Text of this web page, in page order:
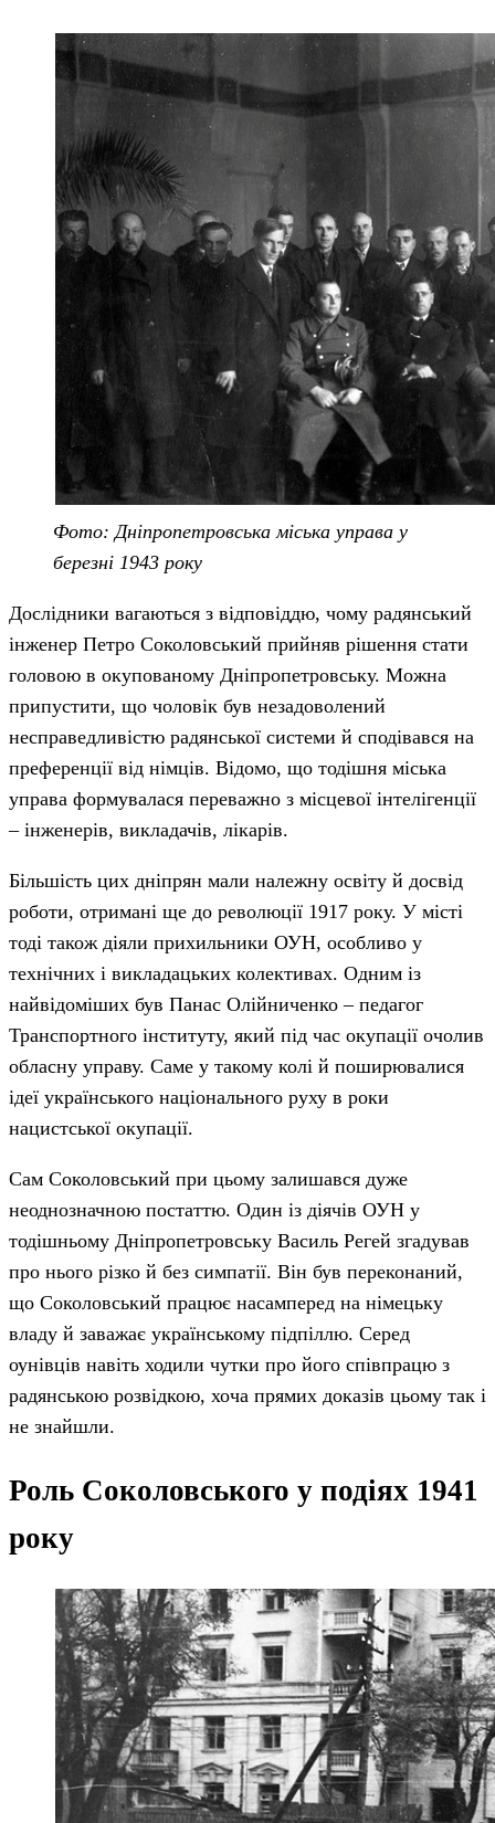
Фото: Дніпропетровська міська управа у
березні 1943 року
Дослідники вагаються з відповіддю, чому радянський
інженер Петро Соколовський прийняв рішення стати
головою в окупованому Дніпропетровську. Можна
припустити, що чоловік був незадоволений
несправедливістю радянської системи й сподівався на
преференції від німців. Відомо, що тодішня міська
управа формувалася переважно з місцевої інтелігенції
– інженерів, викладачів, лікарів.
Більшість цих дніпрян мали належну освіту й досвід
роботи, отримані ще до революції 1917 року. У місті
тоді також діяли прихильники ОУН, особливо у
технічних і викладацьких колективах. Одним із
найвідоміших був Панас Олійниченко – педагог
Транспортного інституту, який під час окупації очолив
обласну управу. Саме у такому колі й поширювалися
ідеї українського національного руху в роки
нацистської окупації.
Сам Соколовський при цьому залишався дуже
неоднозначною постаттю. Один із діячів ОУН у
тодішньому Дніпропетровську Василь Регей згадував
про нього різко й без симпатії. Він був переконаний,
що Соколовський працює насамперед на німецьку
владу й заважає українському підпіллю. Серед
оунівців навіть ходили чутки про його співпрацю з
радянською розвідкою, хоча прямих доказів цьому так і
не знайшли.
Роль Соколовського у подіях 1941
року